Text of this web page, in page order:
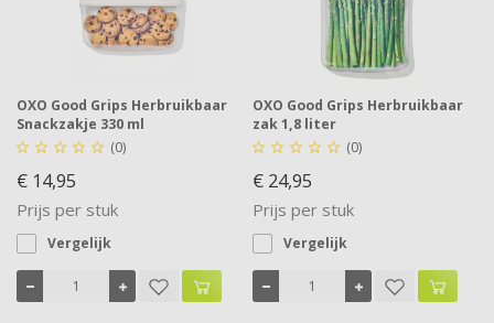
OXO Good Grips Herbruikbaar
Snackzakje 330 ml
     (0)
€ 14,95
Prijs per stuk
Vergelijk
OXO Good Grips Herbruikbaar
zak 1,8 liter
     (0)
€ 24,95
Prijs per stuk
Vergelijk